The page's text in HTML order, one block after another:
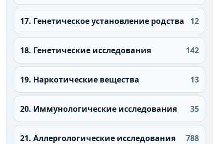
17. Генетическое установление родства 12
18. Генетические исследования 142
19. Наркотические вещества 13
20. Иммунологические исследования 35
21. Аллергологические исследования 788